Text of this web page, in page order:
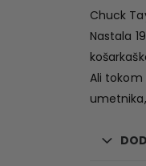
Chuck
Nastala
Ali